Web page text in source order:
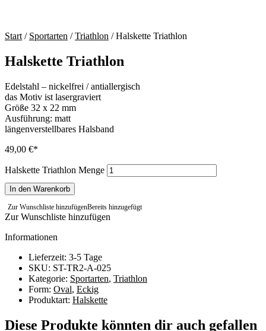
Start / Sportarten /Triathlon / Halskette Triathlon
Halskette Triathlon
Edelstahl – nickelfrei / antiallergisch
das Motiv ist lasergraviert
Größe 32 x 22 mm
Ausführung: matt
längenverstellbares Halsband
49,00 €
Halskette Triathlon Menge
In den Warenkorb
Zur Wunschliste hinzufügenBereits hinzugefügt
Zur Wunschliste hinzufügen
Informationen
Lieferzeit: 3-5 Tage
SKU: ST-TR2-A-025
Kategorie: Sportarten, Triathlon
Form: Oval, Eckig
Produktart: Halskette
Diese Produkte könnten dir auch gefallen